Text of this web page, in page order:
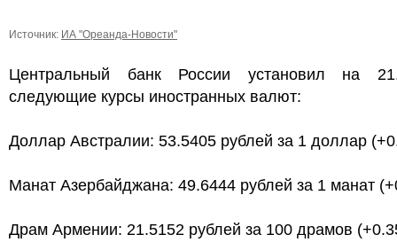
Источник: ИА "Ореанда-Новости"
Центральный банк России установил на
следующие курсы иностранных валют:
Доллар Австралии: 53.5405 рублей за 1 доллар
Манат Азербайджана: 49.6444 рублей за 1 манат
Драм Армении: 21.5152 рублей за 100 драмов